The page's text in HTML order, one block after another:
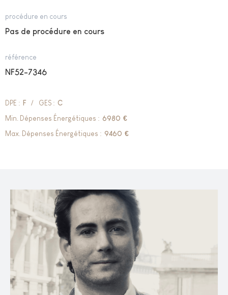
procédure en cours
Pas de procédure en cours
référence
NF52-7346
DPE : F / GES : C
Min. Dépenses Énergétiques : 6980 €
Max. Dépenses Énergétiques : 9460 €